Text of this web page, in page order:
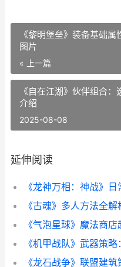
《黎明堡垒》装备基础
图片
« 上一篇
《自在江湖》伙伴组合
介绍
2025-08-08
延伸阅读
《龙神万相：神战》